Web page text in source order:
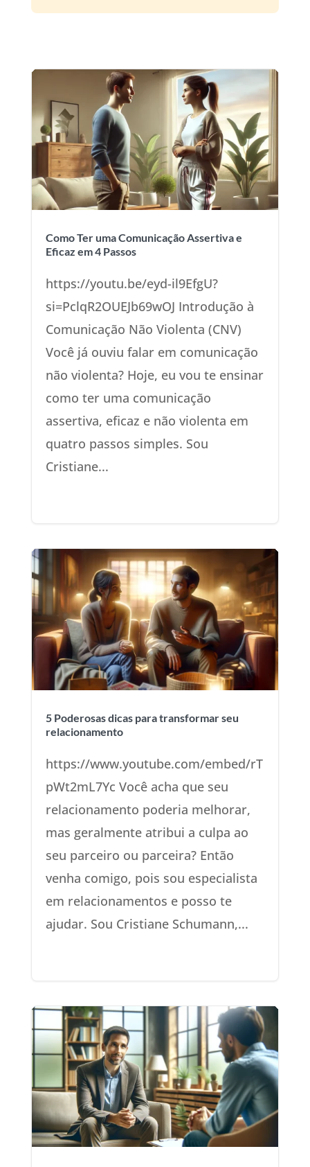
Como Ter uma Comunicação Assertiva e
Eficaz em 4 Passos
https://youtu.be/eyd-il9EfgU?
si=PclqR2OUEJb69wOJ Introdução à
Comunicação Não Violenta (CNV)
Você já ouviu falar em comunicação
não violenta? Hoje, eu vou te ensinar
como ter uma comunicação
assertiva, eficaz e não violenta em
quatro passos simples. Sou
Cristiane...
5 Poderosas dicas para transformar seu
relacionamento
https://www.youtube.com/embed/rT
pWt2mL7Yc Você acha que seu
relacionamento poderia melhorar,
mas geralmente atribui a culpa ao
seu parceiro ou parceira? Então
venha comigo, pois sou especialista
em relacionamentos e posso te
ajudar. Sou Cristiane Schumann,...